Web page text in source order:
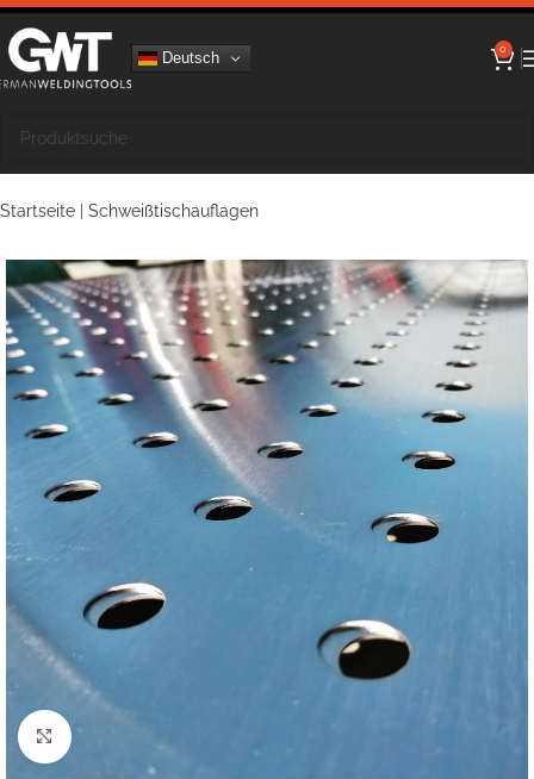
Deutsch 0
Startseite Schweißtischauflagen
Klick zum Vergrößern